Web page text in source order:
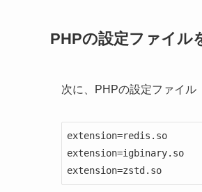
PHPの設定ファイル
次に、PHPの設定ファイル
extension=redis.so
extension=igbinary.so
extension=zstd.so